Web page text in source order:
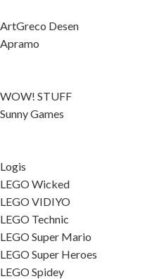
ArtGreco Desen
Apramo
WOW! STUFF
Sunny Games
Logis
LEGO Wicked
LEGO VIDIYO
LEGO Technic
LEGO Super Mario
LEGO Super Heroes
LEGO Spidey